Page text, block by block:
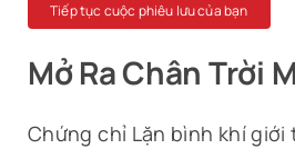
Tin Tức
Tiếp tục cuộc phiêu lưu của bạn
Mở Ra Chân Trời
Chứng chỉ Lặn bình khí